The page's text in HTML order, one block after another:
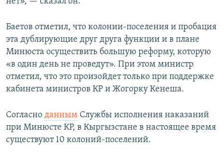
Баетов отметил, что колонии-поселения и пробация
эта дублирующие друг друга функции и в плане
Минюста осуществить большую реформу, которую
«в один день не проведут». При этом министр
отметил, что это произойдет только при поддержке
кабинета министров КР и Жогорку Кенеша.
Согласно данным Службы исполнения наказаний
при Минюсте КР, в Кыргызстане в настоящее время
существуют 10 колоний-поселений.